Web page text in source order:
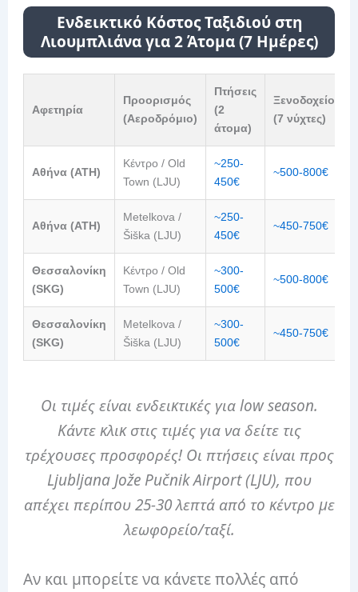
Ενδεικτικό Κόστος Ταξιδιού στη
Λιουμπλιάνα για 2 Άτομα (7 Ημέρες)
Αφετηρία
Προορισμός
(Αεροδρόμιο)
Πτήσεις
(2
άτομα)
Ξενοδοχείο
(7 νύχτες)
Αθήνα (ATH)
Κέντρο / Old
Town (LJU)
~250-
450€
~500-800€
Αθήνα (ATH)
Metelkova /
Šiška (LJU)
~250-
450€
~450-750€
Θεσσαλονίκη
(SKG)
Κέντρο / Old
Town (LJU)
~300-
500€
~500-800€
Θεσσαλονίκη
(SKG)
Metelkova /
Šiška (LJU)
~300-
500€
~450-750€
Οι τιμές είναι ενδεικτικές για low season.
Κάντε κλικ στις τιμές για να δείτε τις
τρέχουσες προσφορές! Οι πτήσεις είναι προς
Ljubljana Jože Pučnik Airport (LJU), που
απέχει περίπου 25-30 λεπτά από το κέντρο με
λεωφορείο/ταξί.
Αν και μπορείτε να κάνετε πολλές από